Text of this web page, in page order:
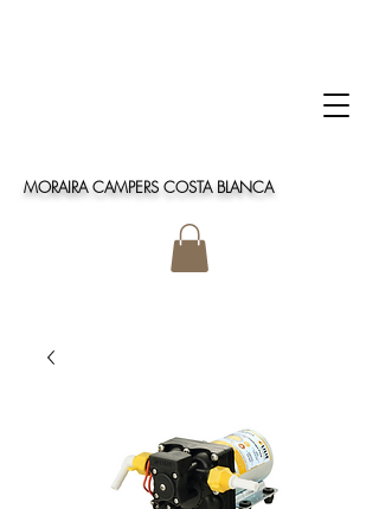
MORAIRA CAMPERS COSTA BLANCA